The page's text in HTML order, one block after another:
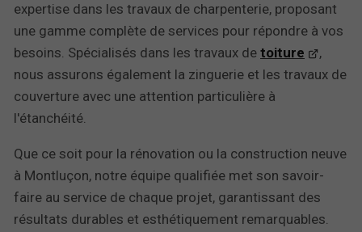
expertise dans les travaux de charpenterie, proposant
une gamme complète de services pour répondre à vos
besoins. Spécialisés dans les travaux de toiture
,
nous assurons également la zinguerie et les travaux de
couverture avec une attention particulière à
l'étanchéité.
Que ce soit pour la rénovation ou la construction neuve
à Montluçon, notre équipe qualifiée met son savoir-
faire au service de chaque projet, garantissant des
résultats durables et esthétiquement remarquables.